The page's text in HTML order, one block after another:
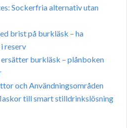
Sockerfria alternativ utan
brist på burkläsk – ha
reserv
burkläsk – plånboken
och Användningsområden
till smart stilldrinkslösning